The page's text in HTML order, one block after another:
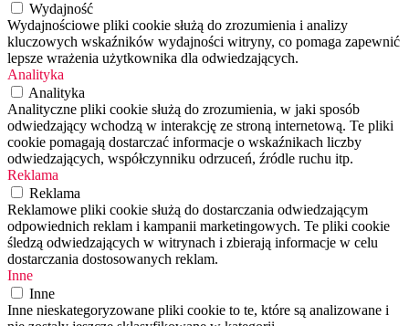
Wydajność
Wydajnościowe pliki cookie służą do zrozumienia i analizy
kluczowych wskaźników wydajności witryny, co pomaga zapewnić
lepsze wrażenia użytkownika dla odwiedzających.
Analityka
Analityka
Analityczne pliki cookie służą do zrozumienia, w jaki sposób
odwiedzający wchodzą w interakcję ze stroną internetową. Te pliki
cookie pomagają dostarczać informacje o wskaźnikach liczby
odwiedzających, współczynniku odrzuceń, źródle ruchu itp.
Reklama
Reklama
Reklamowe pliki cookie służą do dostarczania odwiedzającym
odpowiednich reklam i kampanii marketingowych. Te pliki cookie
śledzą odwiedzających w witrynach i zbierają informacje w celu
dostarczania dostosowanych reklam.
Inne
Inne
Inne nieskategoryzowane pliki cookie to te, które są analizowane i